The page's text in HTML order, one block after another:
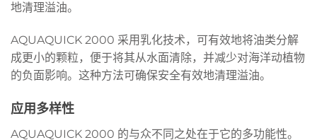
地清理溢油。
AQUAQUICK 2000 采用乳化技术，可有效地将油类分解
成更小的颗粒，便于将其从水面清除，并减少对海洋动植物
的负面影响。这种方法可确保安全有效地清理溢油。
应用多样性
AQUAQUICK 2000 的与众不同之处在于它的多功能性。